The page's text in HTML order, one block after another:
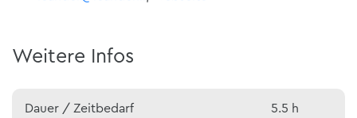
Weitere Infos
Dauer / Zeitbedarf 5.5 h